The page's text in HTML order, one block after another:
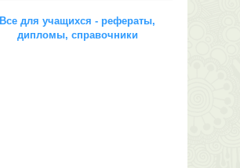
Все для учащихся - рефераты,
дипломы, справочники